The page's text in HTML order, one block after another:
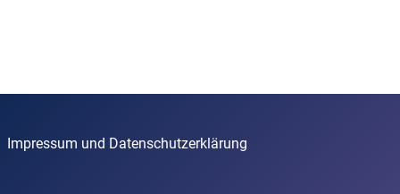
Impressum und Datenschutzerklärung